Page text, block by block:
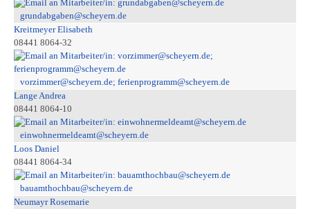
grundabgaben@scheyern.de
Kreitmeyer Elisabeth
08441 8064-32
vorzimmer@scheyern.de; ferienprogramm@scheyern.de
Lange Andrea
08441 8064-10
einwohnermeldeamt@scheyern.de
Loos Daniel
08441 8064-34
bauamthochbau@scheyern.de
Neumayr Rosemarie